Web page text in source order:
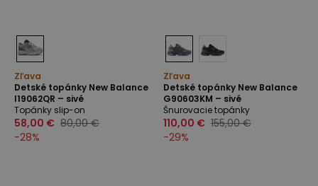
Zľava
Detské topánky New Balance
I19062QR – sivé
Topánky slip-on
58,00 € 80,00 €
-28%
Zľava
Detské topánky New Balance
G90603KM – sivé
Šnurovacie topánky
110,00 € 155,00 €
-29%